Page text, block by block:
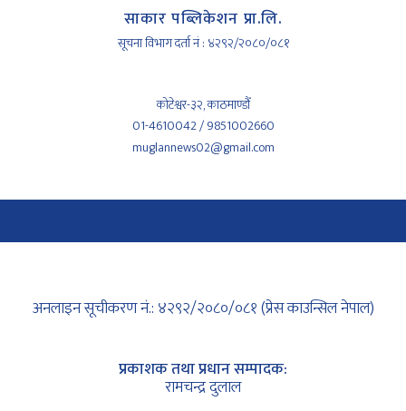
साकार पब्लिकेशन प्रा.लि.
सूचना विभाग दर्ता नं : ४२९२/२०८०/०८१
कोटेश्वर-३२, काठमाण्डौँ
01-4610042 / 9851002660
muglannews02@gmail.com
अनलाइन सूचीकरण नं.: ४२९२/२०८०/०८१ (प्रेस काउन्सिल नेपाल)
प्रकाशक तथा प्रधान सम्पादक:
रामचन्द्र दुलाल